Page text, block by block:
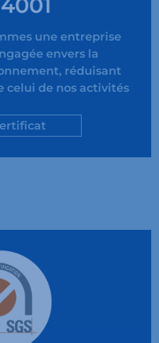
une entreprise
envers la
réduisant
celui de nos activités